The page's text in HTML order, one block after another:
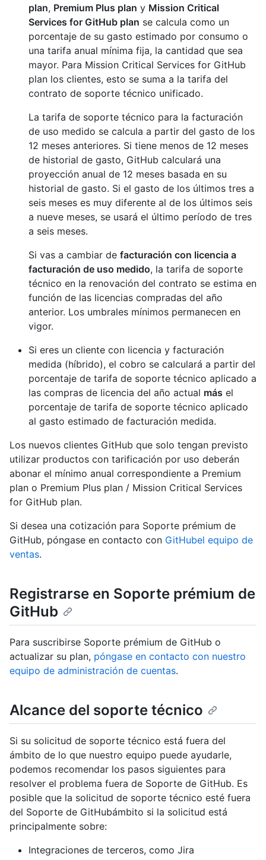
plan, Premium Plus plan y Mission Critical
Services for GitHub plan se calcula como un
porcentaje de su gasto estimado por consumo o
una tarifa anual mínima fija, la cantidad que sea
mayor. Para Mission Critical Services for GitHub
plan los clientes, esto se suma a la tarifa del
contrato de soporte técnico unificado.
La tarifa de soporte técnico para la facturación
de uso medido se calcula a partir del gasto de los
12 meses anteriores. Si tiene menos de 12 meses
de historial de gasto, GitHub calculará una
proyección anual de 12 meses basada en su
historial de gasto. Si el gasto de los últimos tres a
seis meses es muy diferente al de los últimos seis
a nueve meses, se usará el último período de tres
a seis meses.
Si vas a cambiar de facturación con licencia a
facturación de uso medido, la tarifa de soporte
técnico en la renovación del contrato se estima en
función de las licencias compradas del año
anterior. Los umbrales mínimos permanecen en
vigor.
Si eres un cliente con licencia y facturación
medida (híbrido), el cobro se calculará a partir del
porcentaje de tarifa de soporte técnico aplicado a
las compras de licencia del año actual más el
porcentaje de tarifa de soporte técnico aplicado
al gasto estimado de facturación medida.
Los nuevos clientes GitHub que solo tengan previsto
utilizar productos con tarificación por uso deberán
abonar el mínimo anual correspondiente a Premium
plan o Premium Plus plan / Mission Critical Services
for GitHub plan.
Si desea una cotización para Soporte prémium de
GitHub, póngase en contacto con GitHubel equipo de
ventas.
Registrarse en Soporte prémium de
GitHub
Para suscribirse Soporte prémium de GitHub o
actualizar su plan, póngase en contacto con nuestro
equipo de administración de cuentas.
Alcance del soporte técnico
Si su solicitud de soporte técnico está fuera del
ámbito de lo que nuestro equipo puede ayudarle,
podemos recomendar los pasos siguientes para
resolver el problema fuera de Soporte de GitHub. Es
posible que la solicitud de soporte técnico esté fuera
del Soporte de GitHubámbito si la solicitud está
principalmente sobre:
Integraciones de terceros, como Jira